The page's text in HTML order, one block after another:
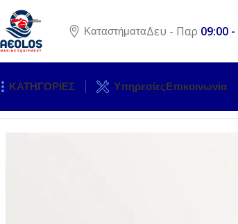
ΚαταστήματαΔευ - Παρ 09:00
ΚΑΤΗΓΟΡΙΕΣ ΥπηρεσίεςΕπικοινωνία